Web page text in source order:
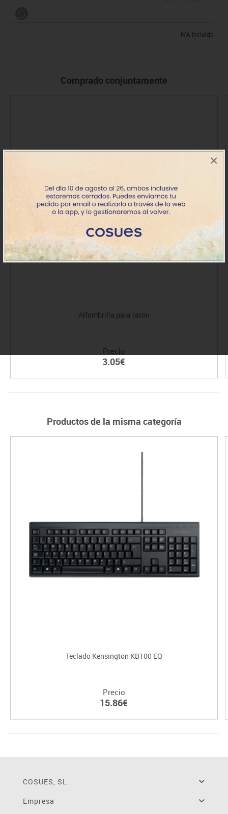
×
IVA incluido
Comprado conjuntamente
Alfombrilla para ratón
Precio
3.05€
Productos de la misma categoría
Teclado Kensington KB100 EQ
Precio
15.86€
COSUES, SL.
Empresa